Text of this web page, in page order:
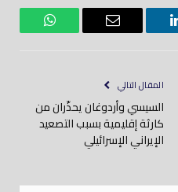
لينكدود
بريد
واتساب
المقال التالي
السيسي وأردوغان يحذّران من
كارثة إقليمية بسبب التصعيد
الإيراني الإسرائيلي